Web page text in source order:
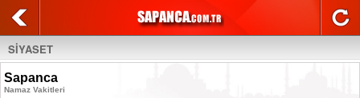
SİYASET
Sapanca
Namaz Vakitleri